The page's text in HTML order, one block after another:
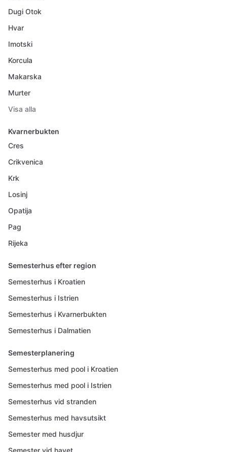
Dugi Otok
Hvar
Imotski
Korcula
Makarska
Murter
Visa alla
Kvarnerbukten
Cres
Crikvenica
Krk
Losinj
Opatija
Pag
Rijeka
Semesterhus efter region
Semesterhus i Kroatien
Semesterhus i Istrien
Semesterhus i Kvarnerbukten
Semesterhus i Dalmatien
Semesterplanering
Semesterhus med pool i Kroatien
Semesterhus med pool i Istrien
Semesterhus vid stranden
Semesterhus med havsutsikt
Semester med husdjur
Semester vid havet